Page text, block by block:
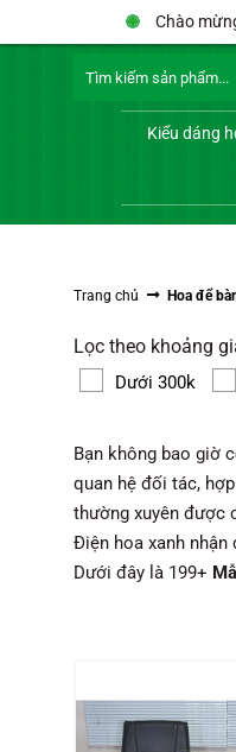
qua
Chào
kiếm:
Kiểu dáng
Trang chủ Hoa để
Lọc theo khoảng
Dưới 300k
Bạn không bao giờ
quan hệ đối tác,
thường xuyên được
Điện hoa xanh nhận
Dưới đây là 199+